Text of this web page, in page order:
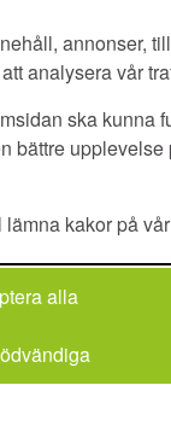
annonser,
analysera vår
ska kunna
bättre
kakor på
alla